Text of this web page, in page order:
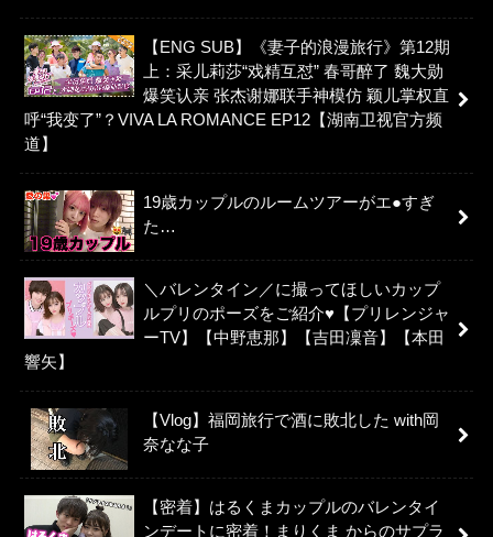
【ENG SUB】《妻子的浪漫旅行》第12期
上：采儿莉莎“戏精互怼” 春哥醉了 魏大勋
爆笑认亲 张杰谢娜联手神模仿 颖儿掌权直
呼“我变了”？VIVA LA ROMANCE EP12【湖南卫视官方频
道】
19歳カップルのルームツアーがエ●すぎ
た…
＼バレンタイン／に撮ってほしいカップ
ルプリのポーズをご紹介♥【プリレンジャ
ーTV】【中野恵那】【吉田凜音】【本田
響矢】
【Vlog】福岡旅行で酒に敗北した with岡
奈なな子
【密着】はるくまカップルのバレンタイ
ンデートに密着！まりくま からのサプラ